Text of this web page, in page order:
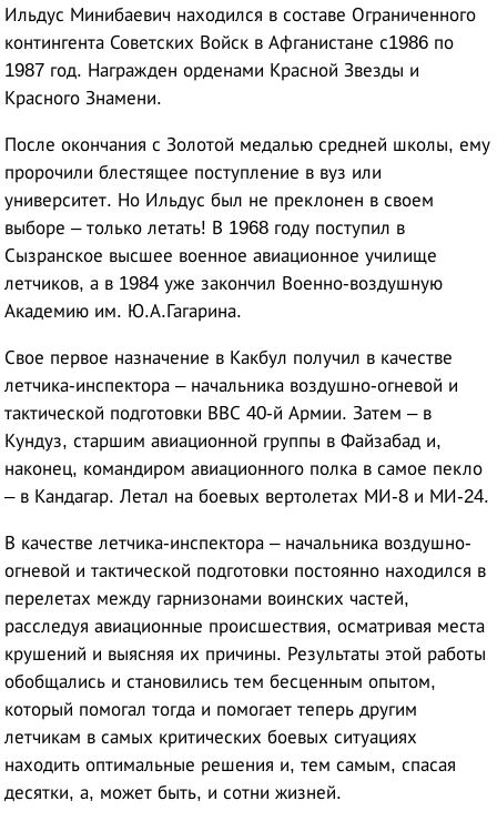
Ильдус Минибаевич находился в составе Ограниченного
контингента Советских Войск в Афганистане с1986 по
1987 год. Награжден орденами Красной Звезды и
Красного Знамени.
После окончания с Золотой медалью средней школы, ему
пророчили блестящее поступление в вуз или
университет. Но Ильдус был не преклонен в своем
выборе – только летать! В 1968 году поступил в
Сызранское высшее военное авиационное училище
летчиков, а в 1984 уже закончил Военно-воздушную
Академию им. Ю.А.Гагарина.
Свое первое назначение в Какбул получил в качестве
летчика-инспектора – начальника воздушно-огневой и
тактической подготовки ВВС 40-й Армии. Затем – в
Кундуз, старшим авиационной группы в Файзабад и,
наконец, командиром авиационного полка в самое пекло
– в Кандагар. Летал на боевых вертолетах МИ-8 и МИ-24.
В качестве летчика-инспектора – начальника воздушно-
огневой и тактической подготовки постоянно находился в
перелетах между гарнизонами воинских частей,
расследуя авиационные происшествия, осматривая места
крушений и выясняя их причины. Результаты этой работы
обобщались и становились тем бесценным опытом,
который помогал тогда и помогает теперь другим
летчикам в самых критических боевых ситуациях
находить оптимальные решения и, тем самым, спасая
десятки, а, может быть, и сотни жизней.